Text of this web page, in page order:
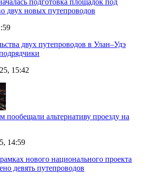
подготовка площадок под
двух новых путепроводов
двух путепроводов в Улан–Удэ
15:42
пообещали альтернативу проезду на
14:59
нового национального проекта
девять путепроводов